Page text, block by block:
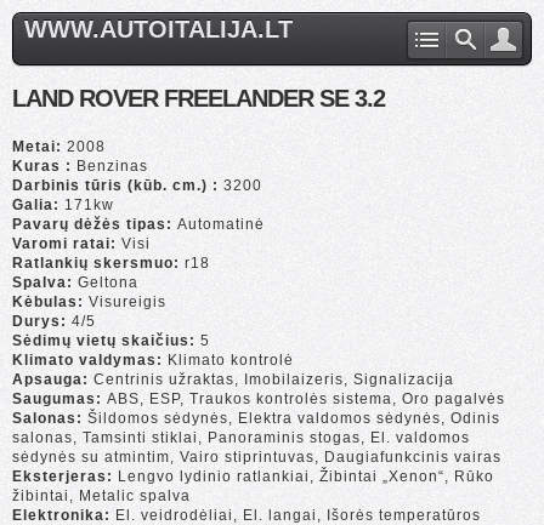
WWW.AUTOITALIJA.LT
LAND ROVER FREELANDER SE 3.2
Metai: 2008
Kuras : Benzinas
Darbinis tūris (kūb. cm.) : 3200
Galia: 171kw
Pavarų dėžės tipas: Automatinė
Varomi ratai: Visi
Ratlankių skersmuo: r18
Spalva: Geltona
Kėbulas: Visureigis
Durys: 4/5
Sėdimų vietų skaičius: 5
Klimato valdymas: Klimato kontrolė
Apsauga: Centrinis užraktas, Imobilaizeris, Signalizacija
Saugumas: ABS, ESP, Traukos kontrolės sistema, Oro pagalvės
Salonas: Šildomos sėdynės, Elektra valdomos sėdynės, Odinis
salonas, Tamsinti stiklai, Panoraminis stogas, El. valdomos
sėdynės su atmintim, Vairo stiprintuvas, Daugiafunkcinis vairas
Eksterjeras: Lengvo lydinio ratlankiai, Žibintai „Xenon“, Rūko
žibintai, Metalic spalva
Elektronika: El. veidrodėliai, El. langai, Išorės temperatūros